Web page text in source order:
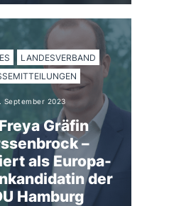
LANDESVERBAND
September 2023
Gräfin
–
als Europa-
der
Hamburg